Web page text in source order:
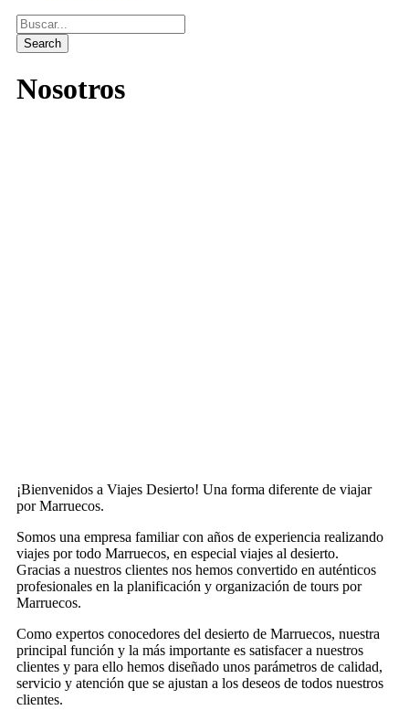
Nosotros
¡Bienvenidos a Viajes Desierto! Una forma diferente de viajar
por Marruecos.
Somos una empresa familiar con años de experiencia realizando
viajes por todo Marruecos, en especial viajes al desierto.
Gracias a nuestros clientes nos hemos convertido en auténticos
profesionales en la planificación y organización de tours por
Marruecos.
Como expertos conocedores del desierto de Marruecos, nuestra
principal función y la más importante es satisfacer a nuestros
clientes y para ello hemos diseñado unos parámetros de calidad,
servicio y atención que se ajustan a los deseos de todos nuestros
clientes.